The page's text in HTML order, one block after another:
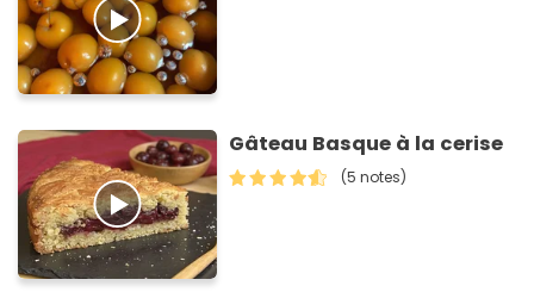
Gâteau Basque à la cerise
(5 notes)